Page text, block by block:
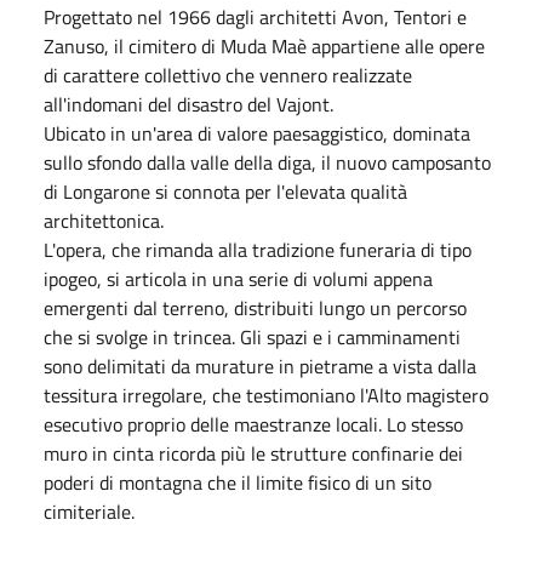
Progettato nel 1966 dagli architetti Avon, Tentori e
Zanuso, il cimitero di Muda Maè appartiene alle opere
di carattere collettivo che vennero realizzate
all'indomani del disastro del Vajont.
Ubicato in un'area di valore paesaggistico, dominata
sullo sfondo dalla valle della diga, il nuovo camposanto
di Longarone si connota per l'elevata qualità
architettonica.
L'opera, che rimanda alla tradizione funeraria di tipo
ipogeo, si articola in una serie di volumi appena
emergenti dal terreno, distribuiti lungo un percorso
che si svolge in trincea. Gli spazi e i camminamenti
sono delimitati da murature in pietrame a vista dalla
tessitura irregolare, che testimoniano l'Alto magistero
esecutivo proprio delle maestranze locali. Lo stesso
muro in cinta ricorda più le strutture confinarie dei
poderi di montagna che il limite fisico di un sito
cimiteriale.